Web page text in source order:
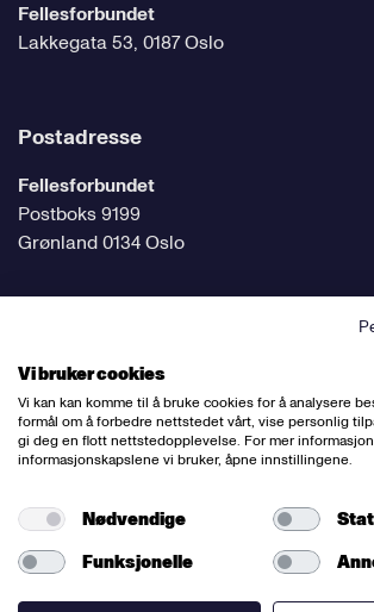
Fellesforbundet
Lakkegata 53, 0187 Oslo
Postadresse
Fellesforbundet
Postboks 9199
Grønland 0134 Oslo
Følg oss på sosiale medier
Nettredaktør:Willy Bergsnov
Varsling og etiske retningslinjer
Redegjørelse etter åpenhetsloven
Vi bruker cookies
Vi kan kan komme til å bruke cookies for å analysere
formål om å forbedre nettstedet vårt, vise personlig
gi deg en flott nettstedopplevelse. For mer
informasjonskapslene vi bruker, åpne innstillingene.
Nødvendige
Funksjonelle